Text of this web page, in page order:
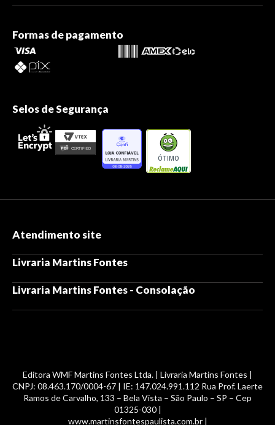
Formas de pagamento
Selos de Segurança
ÓTIMO
Atendimento site
Livraria Martins Fontes
Livraria Martins Fontes - Consolação
Editora WMF Martins Fontes Ltda. | Livraria Martins Fontes |
CNPJ: 08.463.170/0004-67 | IE: 147.024.991.112 Rua Prof. Laerte
Ramos de Carvalho, 133 – Bela Vista – São Paulo – SP – Cep
01325-030 |
www.martinsfontespaulista.com.br |